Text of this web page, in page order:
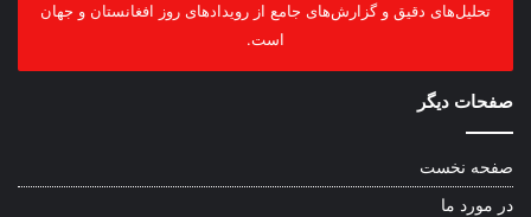
تحلیل‌های دقیق و گزارش‌های جامع از رویدادهای روز افغانستان و جهان
است.
صفحات دیگر
صفحه نخست
در مورد ما